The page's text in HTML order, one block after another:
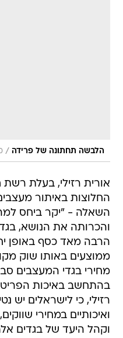
הלבשה תחתונה של פרידה /
אורית רזילי, בעלת רשת
החלוצות באיתור
השאלה - "יקר ביחס
והכרותה את הנושא,
הרבה מאד כסף באופן
ממוצעים באותו שוק
מחירי בגדי המעצבים
בהתחשב באיכות
רזילי, כי לישראלים יש
ואיכותיים במחירי
וקהל היעד של בגדים